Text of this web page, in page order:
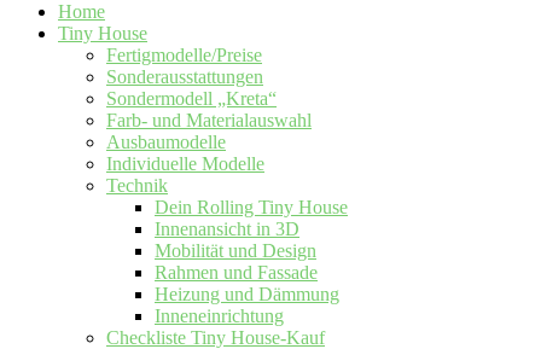
Home
Tiny House
Fertigmodelle/Preise
Sonderausstattungen
Sondermodell „Kreta“
Farb- und Materialauswahl
Ausbaumodelle
Individuelle Modelle
Technik
Dein Rolling Tiny House
Innenansicht in 3D
Mobilität und Design
Rahmen und Fassade
Heizung und Dämmung
Inneneinrichtung
Checkliste Tiny House-Kauf